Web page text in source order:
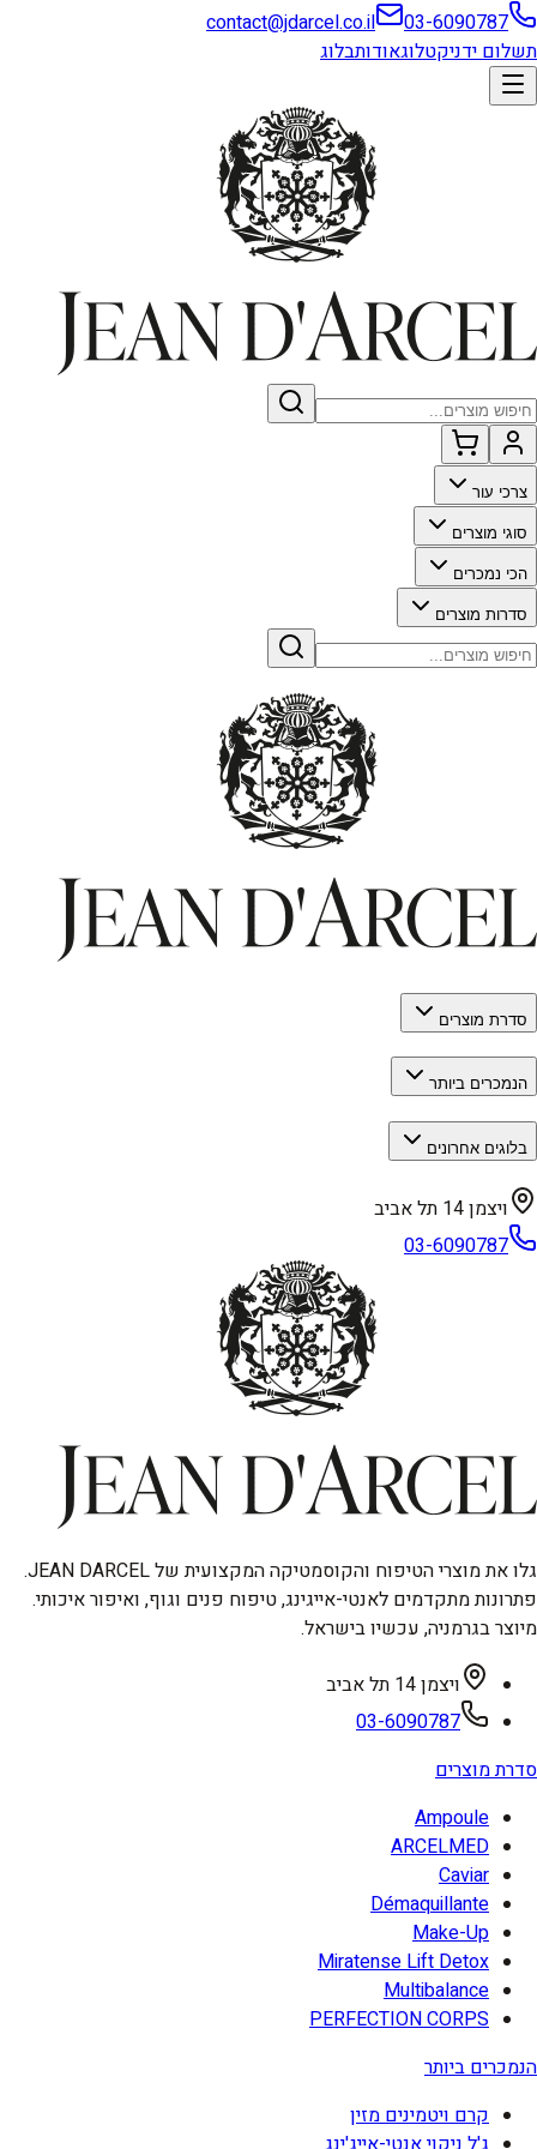
03-6090787
contact@jdarcel.co.il
תשלום ידניקטלוגאודותבלוג
צרכי עור
סוגי מוצרים
הכי נמכרים
סדרות מוצרים
סדרת מוצרים
הנמכרים ביותר
בלוגים אחרונים
ויצמן 14 תל אביב
03-6090787
גלו את מוצרי הטיפוח והקוסמטיקה המקצועית של JEAN DARCEL.
פתרונות מתקדמים לאנטי-אייגינג, טיפוח פנים וגוף, ואיפור איכותי.
מיוצר בגרמניה, עכשיו בישראל.
ויצמן 14 תל אביב
03-6090787
סדרת מוצרים
Ampoule
ARCELMED
Caviar
Démaquillante
Make-Up
Miratense Lift Detox
Multibalance
PERFECTION CORPS
הנמכרים ביותר
קרם ויטמינים מזין